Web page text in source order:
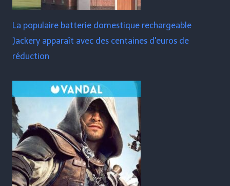
La populaire batterie domestique rechargeable
Jackery apparaît avec des centaines d'euros de
réduction